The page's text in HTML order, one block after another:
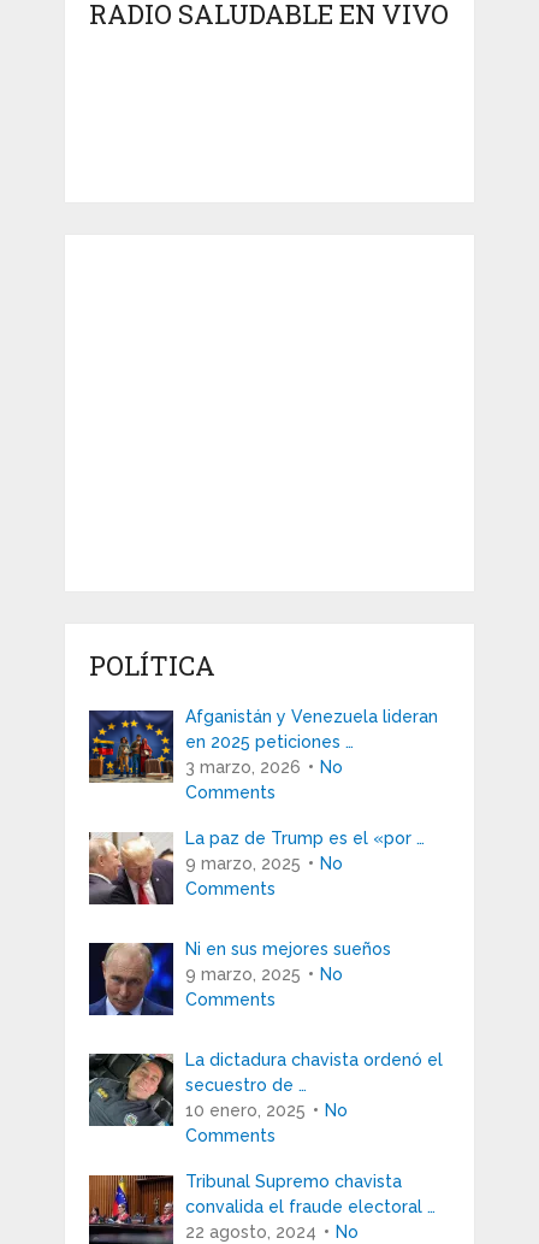
RADIO SALUDABLE EN VIVO
POLÍTICA
Afganistán y Venezuela lideran
en 2025 peticiones …
3 marzo, 2026
No
Comments
La paz de Trump es el «por …
9 marzo, 2025
No
Comments
Ni en sus mejores sueños
9 marzo, 2025
No
Comments
La dictadura chavista ordenó el
secuestro de …
10 enero, 2025
No
Comments
Tribunal Supremo chavista
convalida el fraude electoral …
22 agosto, 2024
No